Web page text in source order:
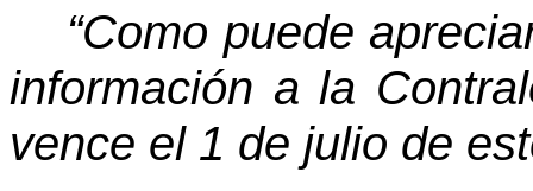
“Como puede
información a la
vence el 1 de julio de